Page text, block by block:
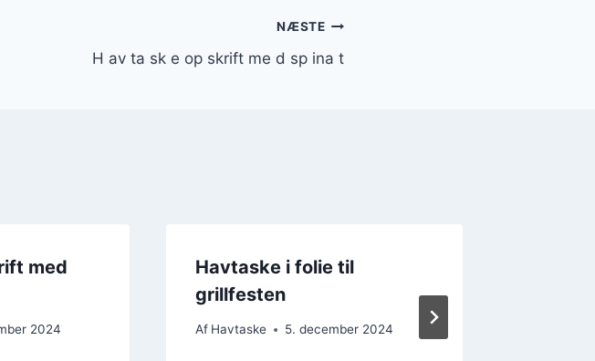
NÆSTE
H av ta sk e op skrift me d sp ina t
med
2024
Havtaske i folie til
grillfesten
Af Havtaske 5. december 2024